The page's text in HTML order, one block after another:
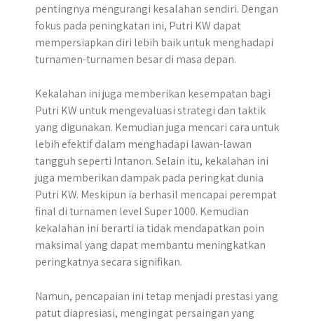
pentingnya mengurangi kesalahan sendiri. Dengan
fokus pada peningkatan ini, Putri KW dapat
mempersiapkan diri lebih baik untuk menghadapi
turnamen-turnamen besar di masa depan.
Kekalahan ini juga memberikan kesempatan bagi
Putri KW untuk mengevaluasi strategi dan taktik
yang digunakan. Kemudian juga mencari cara untuk
lebih efektif dalam menghadapi lawan-lawan
tangguh seperti Intanon. Selain itu, kekalahan ini
juga memberikan dampak pada peringkat dunia
Putri KW. Meskipun ia berhasil mencapai perempat
final di turnamen level Super 1000. Kemudian
kekalahan ini berarti ia tidak mendapatkan poin
maksimal yang dapat membantu meningkatkan
peringkatnya secara signifikan.
Namun, pencapaian ini tetap menjadi prestasi yang
patut diapresiasi, mengingat persaingan yang